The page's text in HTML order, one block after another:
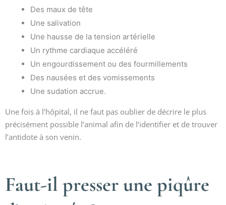
Des maux de tête
Une salivation
Une hausse de la tension artérielle
Un rythme cardiaque accéléré
Un engourdissement ou des fourmillements
Des nausées et des vomissements
Une sudation accrue.
Une fois à l’hôpital, il ne faut pas oublier de décrire le plus
précisément possible l’animal afin de l’identifier et de trouver
l’antidote à son venin.
Faut-il presser une piqûre